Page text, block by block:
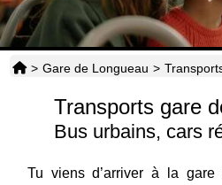
Taxis
> Gare de Longueau >
Transports gare
Bus urbains, cars
Tu viens d’arriver à la